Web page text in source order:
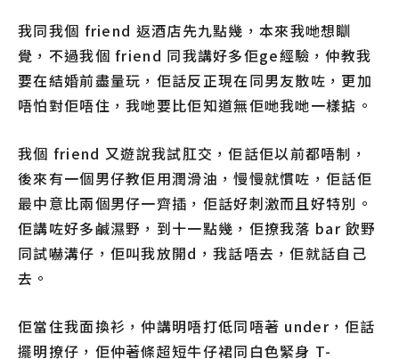
我同我個 friend 返酒店先九點幾，本來我哋想瞓
覺，不過我個 friend 同我講好多佢ge經驗，仲教我
要在結婚前盡量玩，佢話反正現在同男友散咗，更加
唔怕對佢唔住，我哋要比佢知道無佢哋我哋一樣掂。
我個 friend 又遊說我試肛交，佢話佢以前都唔制，
後來有一個男仔教佢用潤滑油，慢慢就慣咗，佢話佢
最中意比兩個男仔一齊插，佢話好刺激而且好特別。
佢講咗好多鹹濕野，到十一點幾，佢撩我落 bar 飲野
同試嚇溝仔，佢叫我放開d，我話唔去，佢就話自己
去。
佢當住我面換衫，仲講明唔打低同唔著 under，佢話
擺明撩仔，佢仲著條超短牛仔裙同白色緊身 T-